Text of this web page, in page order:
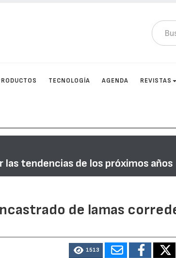
TECNOLOGÍA AGENDA REVISTAS
tendencias de los próximos años
de lamas
1513